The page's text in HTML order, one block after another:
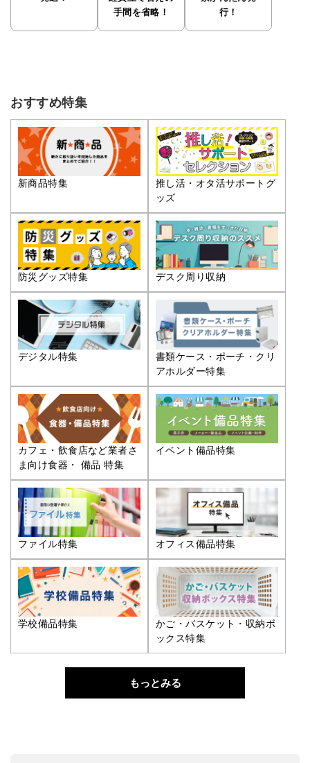
手間を省略！
行！
おすすめ特集
新商品特集
推し活・オタ活サポートグ
ッズ
防災グッズ特集 デスク周り収納
デジタル特集
書類ケース・ポーチ・クリ
アホルダー特集
カフェ・飲食店など業者さ
ま向け食器・ 備品 特集
イベント備品特集
ファイル特集 オフィス備品特集
学校備品特集
かご・バスケット・収納ボ
ックス特集
もっとみる